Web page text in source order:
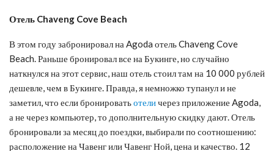
Отель Chaveng Cove Beach
В этом году забронировал на Agoda отель Chaveng Cove
Beach. Раньше бронировал все на Букинге, но случайно
наткнулся на этот сервис, наш отель стоил там на 10 000 рублей
дешевле, чем в Букинге. Правда, я немножко тупанул и не
заметил, что если бронироватьотеличерез приложение Agoda,
а не через компьютер, то дополнительную скидку дают. Отель
бронировали за месяц до поездки, выбирали по соотношению:
расположение на Чавенг или Чавенг Ной, цена и качество. 12